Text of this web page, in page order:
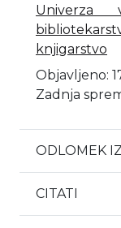
knjigarstvo
Objavljeno:
Zadnja
ODLOMEK
CITATI